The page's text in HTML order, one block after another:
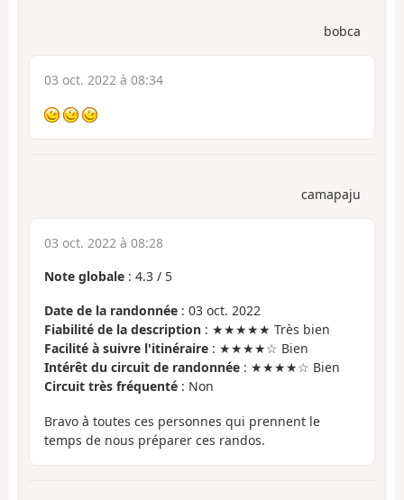
bobca
03 oct. 2022 à 08:34
camapaju
03 oct. 2022 à 08:28
Note globale : 4.3 / 5
Date de la randonnée : 03 oct. 2022
Fiabilité de la description : ★★★★★ Très bien
Facilité à suivre l'itinéraire : ★★★★☆ Bien
Intérêt du circuit de randonnée : ★★★★☆ Bien
Circuit très fréquenté : Non
Bravo à toutes ces personnes qui prennent le
temps de nous préparer ces randos.